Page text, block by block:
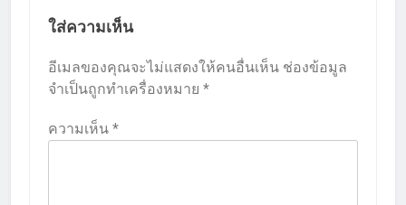
ใส่ความเห็น
อีเมลของคุณจะไม่แสดงให้คนอื่นเห็น ช่องข้อมูล
จำเป็นถูกทำเครื่องหมาย *
ความเห็น *